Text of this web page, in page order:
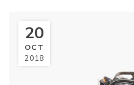
20
OCT
2018